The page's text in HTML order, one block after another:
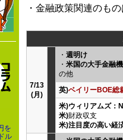
・金融政策関連のも
7/13
(月)
・ 週明け
・ 米国の大手金融
の他
英)ベイリーBOE総
米)ウィリアムズ：
米)財政収支
米)注目度の高い経
を
ル